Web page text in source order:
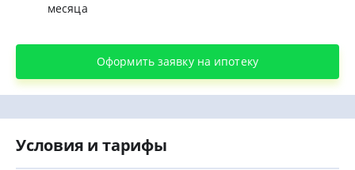
месяца
Оформить заявку на ипотеку
Условия и тарифы